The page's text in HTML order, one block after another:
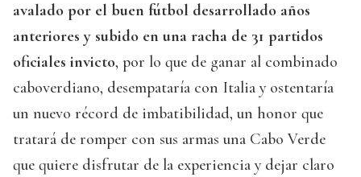
avalado por el buen fútbol desarrollado años
anteriores y subido en una racha de 31 partidos
oficiales invicto, por lo que de ganar al combinado
caboverdiano, desempataría con Italia y ostentaría
un nuevo récord de imbatibilidad, un honor que
tratará de romper con sus armas una Cabo Verde
que quiere disfrutar de la experiencia y dejar claro